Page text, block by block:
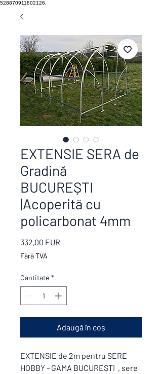
528870911802126.
EXTENSIE SERA de
Gradină
BUCUREȘTI
|Acoperită cu
policarbonat 4mm
332,00 EUR
Fără TVA
Cantitate *
Adaugă în coș
EXTENSIE de 2m pentru SERE
HOBBY - GAMA BUCUREȘTI , sere